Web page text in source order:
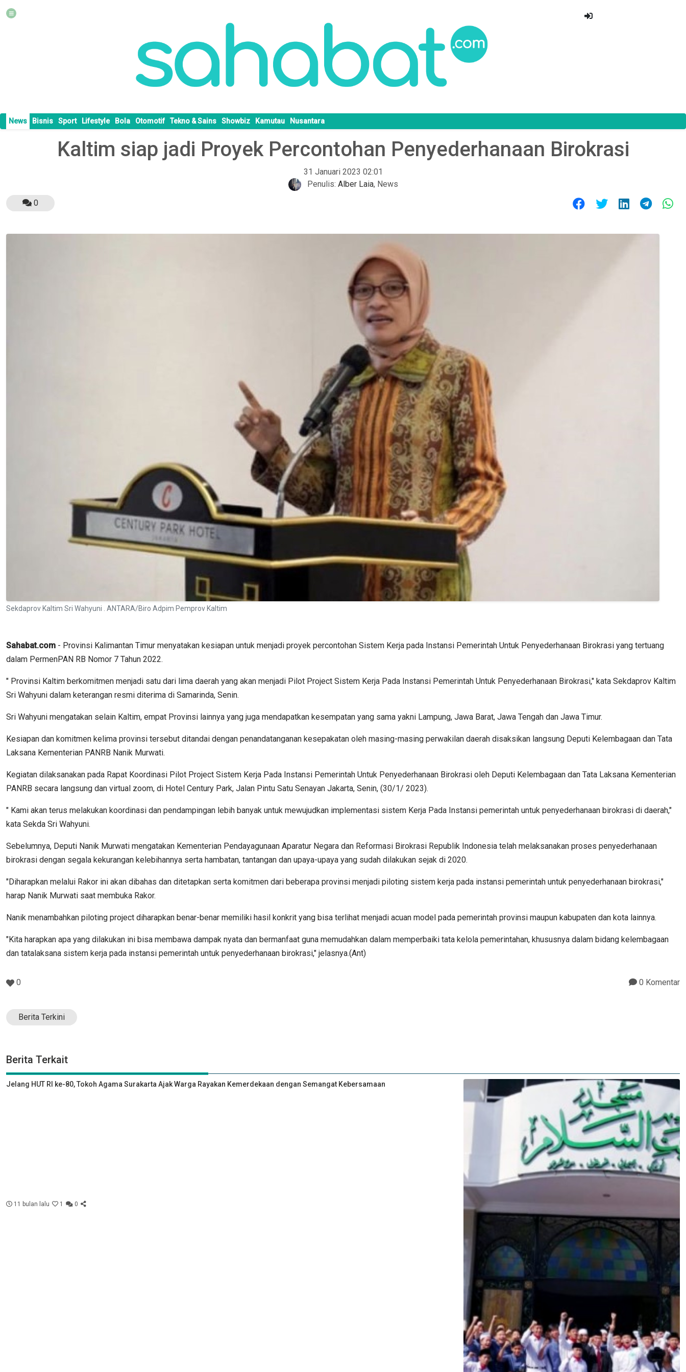
News Bisnis Sport Lifestyle Bola Otomotif Tekno & Sains Showbiz Kamutau Nusantara
Kaltim siap jadi Proyek Percontohan Penyederhanaan Birokrasi
31 Januari 2023 02:01
Penulis: Alber Laia, News
0
Sekdaprov Kaltim Sri Wahyuni . ANTARA/Biro Adpim Pemprov Kaltim
Sahabat.com - Provinsi Kalimantan Timur menyatakan kesiapan untuk menjadi proyek percontohan Sistem Kerja pada Instansi Pemerintah Untuk Penyederhanaan Birokrasi yang tertuang
dalam PermenPAN RB Nomor 7 Tahun 2022.
" Provinsi Kaltim berkomitmen menjadi satu dari lima daerah yang akan menjadi Pilot Project Sistem Kerja Pada Instansi Pemerintah Untuk Penyederhanaan Birokrasi," kata Sekdaprov Kaltim
Sri Wahyuni dalam keterangan resmi diterima di Samarinda, Senin.
Sri Wahyuni mengatakan selain Kaltim, empat Provinsi lainnya yang juga mendapatkan kesempatan yang sama yakni Lampung, Jawa Barat, Jawa Tengah dan Jawa Timur.
Kesiapan dan komitmen kelima provinsi tersebut ditandai dengan penandatanganan kesepakatan oleh masing-masing perwakilan daerah disaksikan langsung Deputi Kelembagaan dan Tata
Laksana Kementerian PANRB Nanik Murwati.
Kegiatan dilaksanakan pada Rapat Koordinasi Pilot Project Sistem Kerja Pada Instansi Pemerintah Untuk Penyederhanaan Birokrasi oleh Deputi Kelembagaan dan Tata Laksana Kementerian
PANRB secara langsung dan virtual zoom, di Hotel Century Park, Jalan Pintu Satu Senayan Jakarta, Senin, (30/1/ 2023).
" Kami akan terus melakukan koordinasi dan pendampingan lebih banyak untuk mewujudkan implementasi sistem Kerja Pada Instansi pemerintah untuk penyederhanaan birokrasi di daerah,"
kata Sekda Sri Wahyuni.
Sebelumnya, Deputi Nanik Murwati mengatakan Kementerian Pendayagunaan Aparatur Negara dan Reformasi Birokrasi Republik Indonesia telah melaksanakan proses penyederhanaan
birokrasi dengan segala kekurangan kelebihannya serta hambatan, tantangan dan upaya-upaya yang sudah dilakukan sejak di 2020.
"Diharapkan melalui Rakor ini akan dibahas dan ditetapkan serta komitmen dari beberapa provinsi menjadi piloting sistem kerja pada instansi pemerintah untuk penyederhanaan birokrasi,"
harap Nanik Murwati saat membuka Rakor.
Nanik menambahkan piloting project diharapkan benar-benar memiliki hasil konkrit yang bisa terlihat menjadi acuan model pada pemerintah provinsi maupun kabupaten dan kota lainnya.
"Kita harapkan apa yang dilakukan ini bisa membawa dampak nyata dan bermanfaat guna memudahkan dalam memperbaiki tata kelola pemerintahan, khususnya dalam bidang kelembagaan
dan tatalaksana sistem kerja pada instansi pemerintah untuk penyederhanaan birokrasi," jelasnya.(Ant)
0 0 Komentar
Berita Terkini
Berita Terkait
Jelang HUT RI ke-80, Tokoh Agama Surakarta Ajak Warga Rayakan Kemerdekaan dengan Semangat Kebersamaan
11 bulan lalu 1 0